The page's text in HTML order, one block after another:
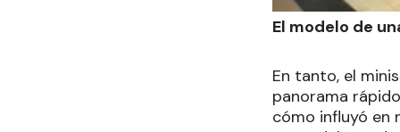
El modelo de
En tanto, el
panorama
cómo influyó en